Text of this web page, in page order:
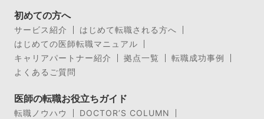
初めての方へ
サービス紹介
はじめて転職される方へ
はじめての医師転職マニュアル
キャリアパートナー紹介
拠点一覧
転職成功事例
よくあるご質問
医師の転職お役立ちガイド
転職ノウハウ
DOCTOR’S COLUMN